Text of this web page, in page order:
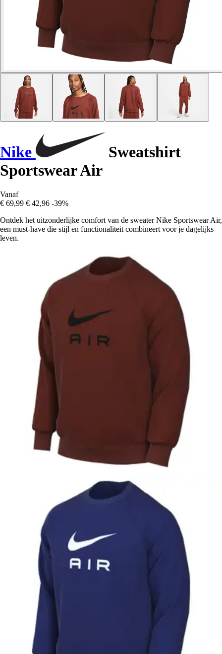
Nike
Sweatshirt
Sportswear Air
Vanaf
€ 69,99 € 42,96 -39%
Ontdek het uitzonderlijke comfort van de sweater Nike Sportswear Air,
een must-have die stijl en functionaliteit combineert voor je dagelijks
leven.